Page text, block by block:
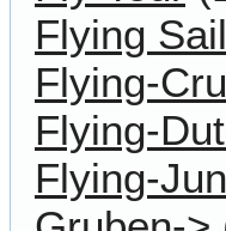
Flying
Flying-
Flying-
Flying-